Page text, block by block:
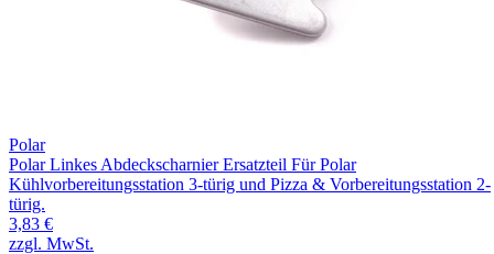
Polar
Polar Linkes Abdeckscharnier Ersatzteil Für Polar
Kühlvorbereitungsstation 3-türig und Pizza & Vorbereitungsstation 2-
türig.
3,83 €
zzgl. MwSt.